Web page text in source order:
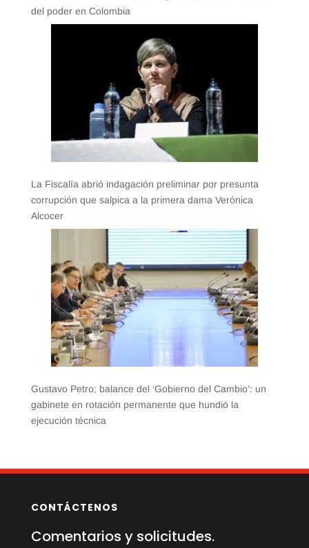
del poder en Colombia
La Fiscalía abrió indagación preliminar por presunta
corrupción que salpica a la primera dama Verónica
Alcocer
Gustavo Petro; balance del ‘Gobierno del Cambio’: un
gabinete en rotación permanente que hundió la
ejecución técnica
CONTÁCTENOS
Comentarios y solicitudes.